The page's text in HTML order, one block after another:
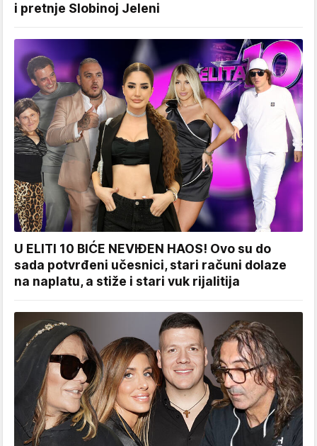
i pretnje Slobinoj Jeleni
U ELITI 10 BIĆE NEVIĐEN HAOS! Ovo su do
sada potvrđeni učesnici, stari računi dolaze
na naplatu, a stiže i stari vuk rijalitija